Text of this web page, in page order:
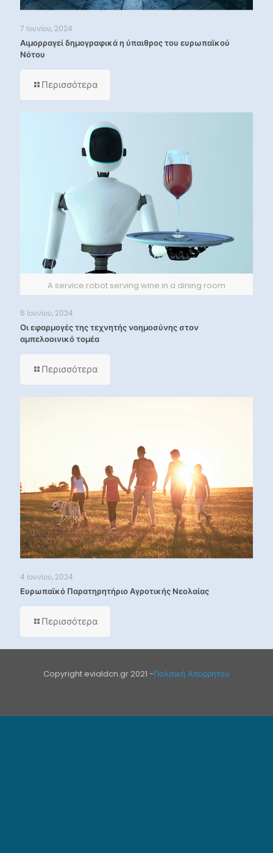
7 Ιουνίου, 2024
Αιμορραγεί δημογραφικά η ύπαιθρος του ευρωπαϊκού
Νότου
Περισσότερα
A service robot serving wine in a dining room
6 Ιουνίου, 2024
Οι εφαρμογές της τεχνητής νοημοσύνης στον
αμπελοοινικό τομέα
Περισσότερα
4 Ιουνίου, 2024
Ευρωπαϊκό Παρατηρητήριο Αγροτικής Νεολαίας
Περισσότερα
Copyright evialdcn.gr 2021 -Πολιτική Απορρήτου